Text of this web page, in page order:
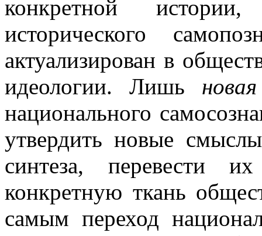
конкретной
исторического
актуализирован в
идеологии. Лишь
национального
утвердить новые смыслы
синтеза, перевести
конкретную ткань
самым переход